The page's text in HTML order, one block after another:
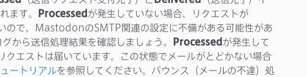
ます。 Processedが発生していない場合、リクエストが
ので、MastodonのSMTP関連の設定に不備がある可能性があ
から送信処理結果を確認しましょう。 Processedが発生して
エストは届いています。この状態でメールがとどかない場合
ートリアルを参照してください。バウンス（メールの不達）処